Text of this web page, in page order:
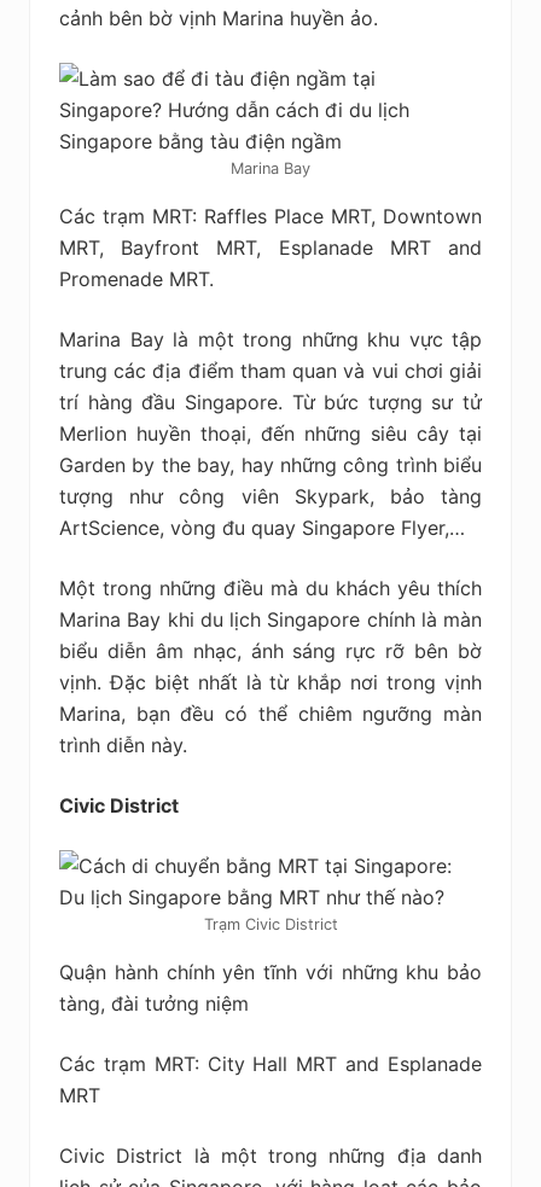
cảnh bên bờ vịnh Marina huyền ảo.
Marina Bay
Các trạm MRT: Raffles Place MRT, Downtown
MRT, Bayfront MRT, Esplanade MRT and
Promenade MRT.
Marina Bay là một trong những khu vực tập
trung các địa điểm tham quan và vui chơi giải
trí hàng đầu Singapore. Từ bức tượng sư tử
Merlion huyền thoại, đến những siêu cây tại
Garden by the bay, hay những công trình biểu
tượng như công viên Skypark, bảo tàng
ArtScience, vòng đu quay Singapore Flyer,…
Một trong những điều mà du khách yêu thích
Marina Bay khi du lịch Singapore chính là màn
biểu diễn âm nhạc, ánh sáng rực rỡ bên bờ
vịnh. Đặc biệt nhất là từ khắp nơi trong vịnh
Marina, bạn đều có thể chiêm ngưỡng màn
trình diễn này.
Civic District
Trạm Civic District
Quận hành chính yên tĩnh với những khu bảo
tàng, đài tưởng niệm
Các trạm MRT: City Hall MRT and Esplanade
MRT
Civic District là một trong những địa danh